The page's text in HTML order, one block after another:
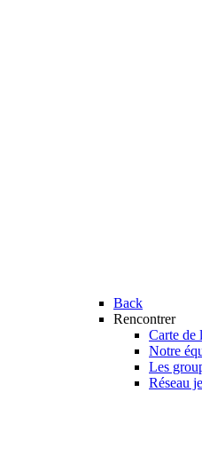
Back
Rencontrer
Carte de
Notre
Les
Réseau